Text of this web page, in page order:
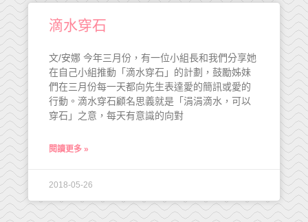
滴水穿石
文/安娜 今年三月份，有一位小組長和我們分享她
在自己小組推動「滴水穿石」的計劃，鼓勵姊妹
們在三月份每一天都向先生表達愛的簡訊或愛的
行動。滴水穿石顧名思義就是「涓涓滴水，可以
穿石」之意，每天有意識的向對
閱讀更多 »
2018-05-26